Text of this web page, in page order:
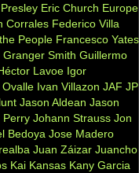
Eric Church Europe
Corrales Federico Villa
People Francesco Yates
Granger Smith Guillermo
Lavoe Igor
Ovalle Ivan Villazon JAF JP
Jason Aldean Jason
Perry Johann Strauss Jon
Bedoya Jose Madero
Juan Záizar Juancho
Kai Kansas Kany Garcia